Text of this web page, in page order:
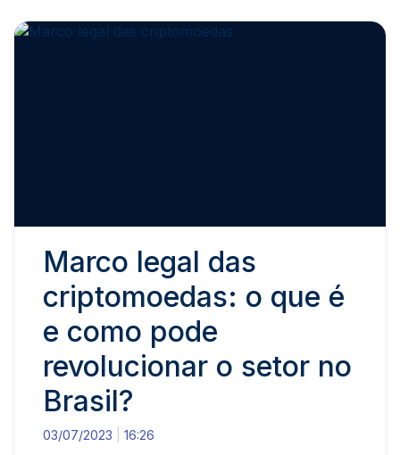
Marco legal das
criptomoedas: o que é
e como pode
revolucionar o setor no
Brasil?
03/07/2023
16:26